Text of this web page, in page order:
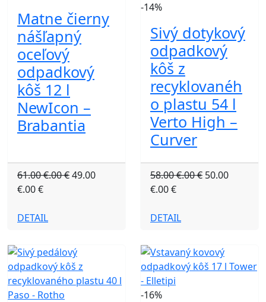
Matne čierny
nášľapný
oceľový
odpadkový
kôš 12 l
NewIcon –
Brabantia
61.00 €.00 €49.00
€.00 €
DETAIL
-14%
Sivý dotykový
odpadkový
kôš z
recyklovanéh
o plastu 54 l
Verto High –
Curver
58.00 €.00 € 50.00
€.00 €
DETAIL
-16%